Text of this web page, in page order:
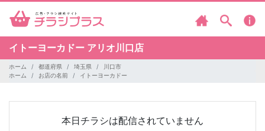
イトーヨーカドー アリオ川口店
ホーム 都道府県 埼玉県
川口市
ホーム
お店の名前 イトーヨーカドー
本日チラシは配信されていません